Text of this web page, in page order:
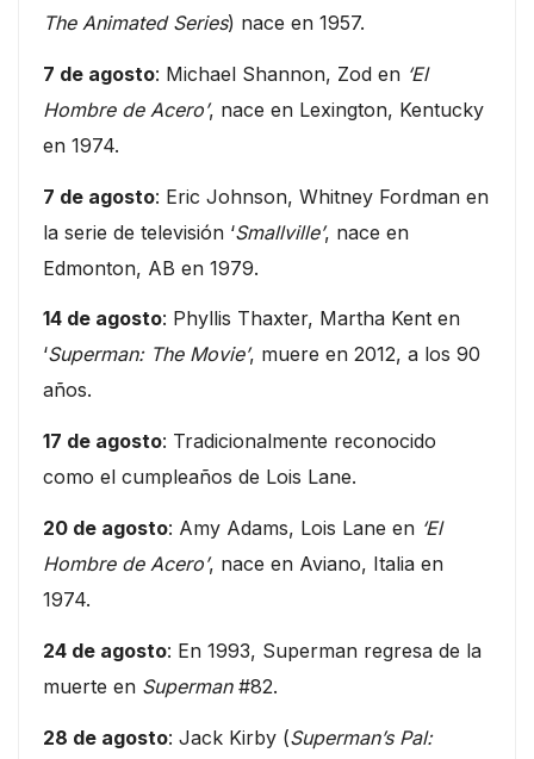
The Animated Series) nace en 1957.
7 de agosto: Michael Shannon, Zod en ‘El
Hombre de Acero’, nace en Lexington, Kentucky
en 1974.
7 de agosto: Eric Johnson, Whitney Fordman en
la serie de televisión ‘Smallville’, nace en
Edmonton, AB en 1979.
14 de agosto: Phyllis Thaxter, Martha Kent en
‘Superman: The Movie’, muere en 2012, a los 90
años.
17 de agosto: Tradicionalmente reconocido
como el cumpleaños de Lois Lane.
20 de agosto: Amy Adams, Lois Lane en ‘El
Hombre de Acero’, nace en Aviano, Italia en
1974.
24 de agosto: En 1993, Superman regresa de la
muerte en Superman#82.
28 de agosto: Jack Kirby (Superman’s Pal: